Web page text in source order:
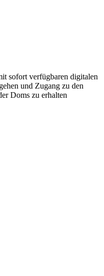
sofort verfügbaren digitalen
und Zugang zu den
Doms zu erhalten